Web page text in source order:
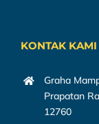
KONTAK KAMI
Graha
Prapatan
12760